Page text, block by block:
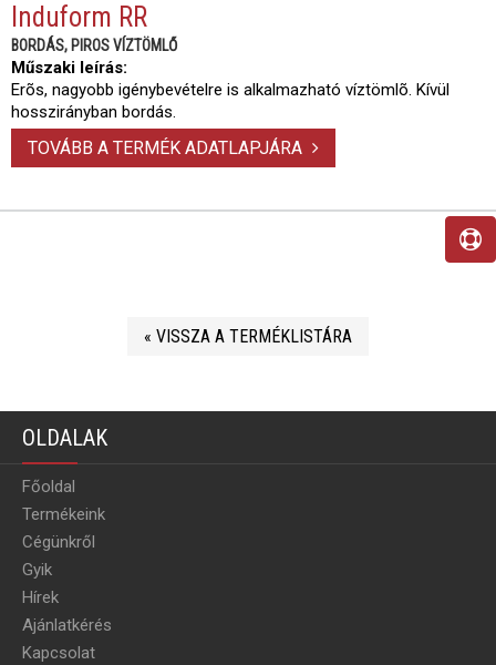
Induform RR
BORDÁS, PIROS VÍZTÖMLŐ
Műszaki leírás:
Erõs, nagyobb igénybevételre is alkalmazható víztömlõ. Kívül
hosszirányban bordás.
TOVÁBB A TERMÉK ADATLAPJÁRA
« VISSZA A TERMÉKLISTÁRA
OLDALAK
Főoldal
Termékeink
Cégünkről
Gyik
Hírek
Ajánlatkérés
Kapcsolat